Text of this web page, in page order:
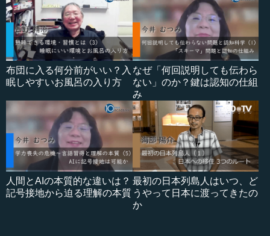
布団に入る何分前がいい？入
眠しやすいお風呂の入り方
なぜ「何回説明しても伝わら
ない」のか？鍵は認知の仕組
み
人間とAIの本質的な違いは？
記号接地から迫る理解の本質
最初の日本列島人はいつ、ど
うやって日本に渡ってきたの
か